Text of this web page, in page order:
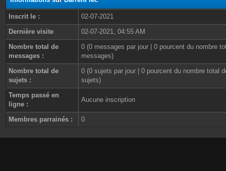
Inscrit le :
02-07-2021
Dernière visite
02-07-2021, 04:55 AM
Nombre total de
messages :
0 (0 messages par jour | 0 pourcent du nombre
messages)
Nombre total de
sujets :
0 (0 sujets par jour | 0 pourcent du nombre total
sujets)
Temps passé en
ligne :
Aucune inscription
Membres parrainés : 0